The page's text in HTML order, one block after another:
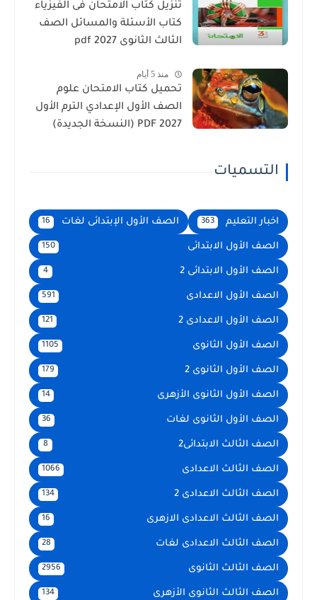
تنزيل كتاب الامتحان فى الفيزياء
كتاب الأسئلة والمسائل الصف
الثالث الثانوى 2027 pdf
منذ 5 أيام
تحميل كتاب الامتحان علوم
الصف الأول الإعدادي الترم الأول
2027 PDF (النسخة الجديدة)
التسميات
اخبار التعليم 363 الصف الأول الإبتدائى لغات 16
الصف الأول الابتدائى 150
الصف الأول الابتدائى 2 4
الصف الأول الاعدادى 591
الصف الأول الاعدادى 2 121
الصف الأول الثانوى 1105
الصف الأول الثانوى 2 179
الصف الأول الثانوى الأزهرى 14
الصف الأول الثانوى لغات 36
الصف الثالث الابتدائى2 8
الصف الثالث الاعدادى 1066
الصف الثالث الاعدادى 2 134
الصف الثالث الاعدادى الازهرى 16
الصف الثالث الاعدادى لغات 28
الصف الثالث الثانوى 2956
الصف الثالث الثانوى الأزهرى 134